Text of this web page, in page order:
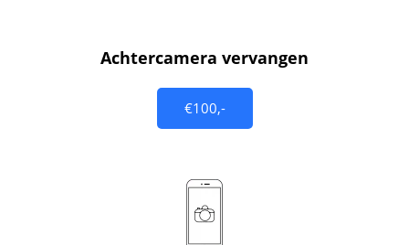
Achtercamera vervangen
€100,-